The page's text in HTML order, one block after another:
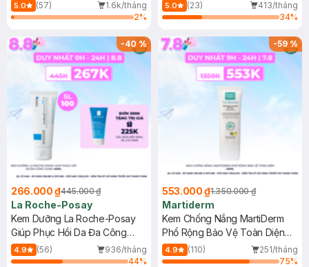
5.0 (57)
1.6k/tháng
2%
5.0 (23)
413/tháng
34%
-40%
266.000 ₫445.000 ₫
La Roche-Posay
Kem Dưỡng La Roche-Posay
Giúp Phục Hồi Da Đa Công
Dụng 40ml
4.9 (56)
936/tháng
44%
-59%
553.000 ₫1.350.000 ₫
Martiderm
Kem Chống Nắng MartiDerm
Phổ Rộng Bảo Vệ Toàn Diện
40ml
4.9 (110)
251/tháng
75%